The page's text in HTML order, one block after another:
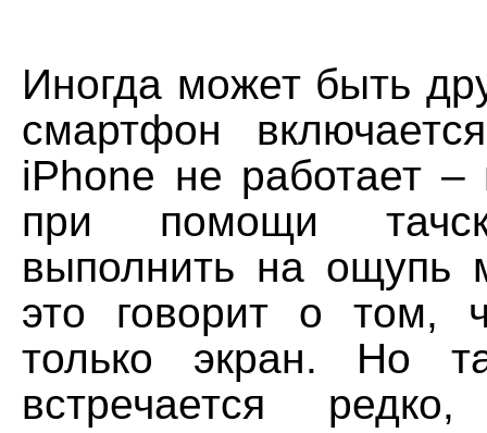
Иногда может быть
смартфон
iPhone не работает
при помощи
выполнить на ощупь
это говорит о том,
только экран. Но
встречается